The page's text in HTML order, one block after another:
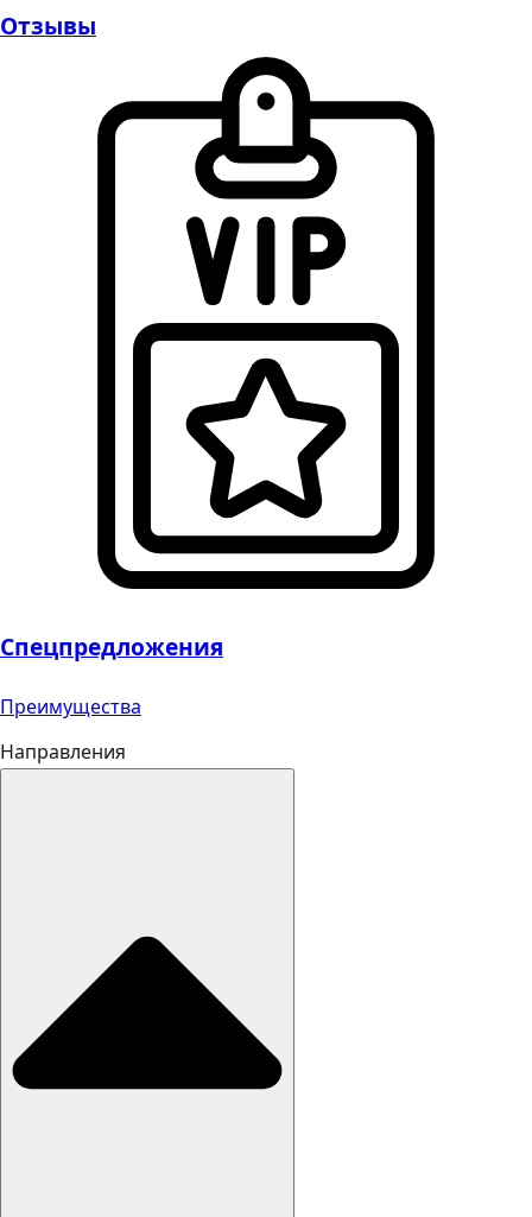
Отзывы
Спецпредложения
Преимущества
Направления